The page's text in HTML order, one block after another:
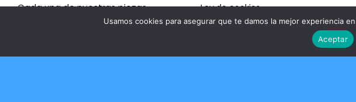
Cada una de nuestras piezas
está meticulosamente diseñada
exquisitos diamantes y gemas,
Ley de cookies
Mapa del sitio
Usamos cookies para asegurar que te damos la mejor experiencia
Aceptar